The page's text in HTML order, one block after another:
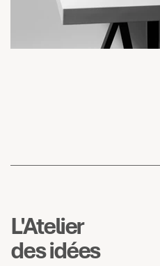
L'Atelier
des idées